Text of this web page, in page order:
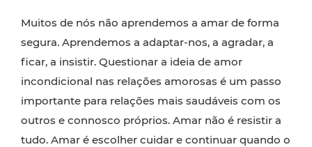
Muitos de nós não aprendemos a amar de forma
segura. Aprendemos a adaptar-nos, a agradar, a
ficar, a insistir. Questionar a ideia de amor
incondicional nas relações amorosas é um passo
importante para relações mais saudáveis com os
outros e connosco próprios. Amar não é resistir a
tudo. Amar é escolher cuidar e continuar quando o